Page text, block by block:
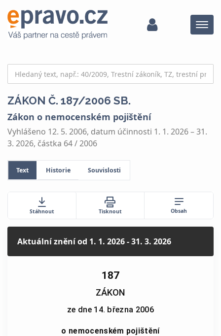
Menu
ZÁKON Č. 187/2006 SB.
Zákon o nemocenském pojištění
Vyhlášeno 12. 5. 2006, datum účinnosti 1. 1. 2026 – 31.
3. 2026, částka 64 / 2006
Text Historie Souvislosti
Stáhnout Tisknout Obsah
Aktuální zněníod 1. 1. 2026 - 31. 3. 2026
187
ZÁKON
ze dne 14. března 2006
o nemocenském pojištění